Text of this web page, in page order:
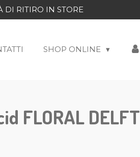
DI RITIRO IN STORE
SHOP ONLINE
FLORAL DELFT